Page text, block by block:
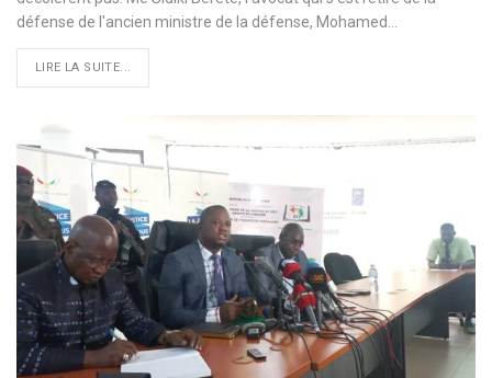
défense de l'ancien ministre de la défense, Mohamed…
LIRE LA SUITE...